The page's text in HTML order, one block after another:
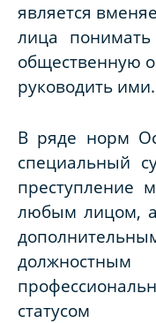
является
лица
общественную
руководить ими.
В ряде норм
специальный
преступление
любым лицом, а
статусом